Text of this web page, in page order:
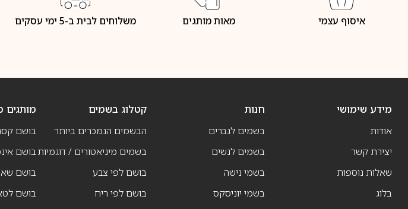
איסוף עצמי מאות מותגים משלוחים לבית ב-5 ימי עסקים
מידע שימושי
אודות
יצירת קשר
שאלות נוספות
בלוג
חנות
בשמים לגברים
בשמים לנשים
בשמי נישה
בשמי יוניסקס
קטלוג בשמים
הבשמים הנמכרים ביותר
בשמים מיניאטורים / דוגמיות
בושם לפי צבע
בושם לפי ריח
מותגים
בושם
בושם
בושם
בושם